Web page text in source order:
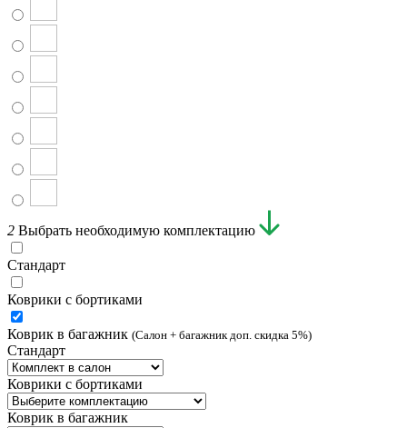
2 Выбрать необходимую комплектацию
Стандарт
Коврики с бортиками
Коврик в багажник (Салон + багажник доп. скидка 5%)
Стандарт
Коврики с бортиками
Коврик в багажник